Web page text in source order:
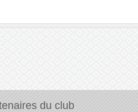
du club